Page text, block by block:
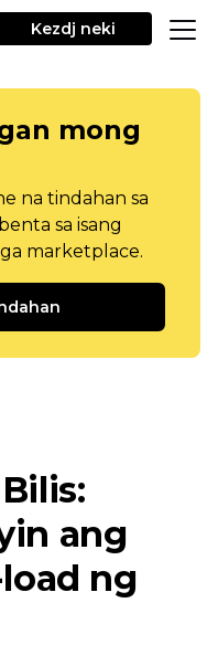
Kezdj neki
mong
na tindahan sa
sa isang
marketplace.
ang
ng